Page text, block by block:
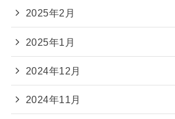
2025年2月
2025年1月
2024年12月
2024年11月